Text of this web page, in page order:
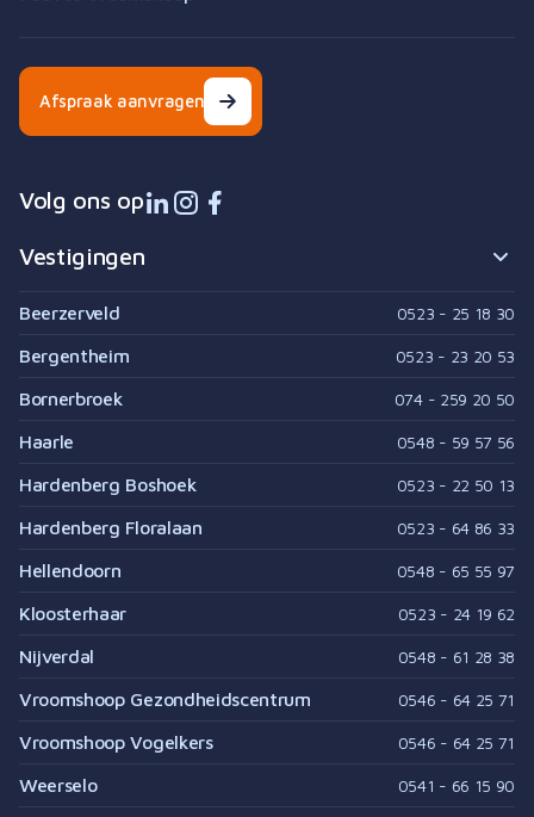
Afspraak aanvragen
Volg ons op
Vestigingen
Beerzerveld 0523 - 25 18 30
Bergentheim 0523 - 23 20 53
Bornerbroek 074 - 259 20 50
Haarle 0548 - 59 57 56
Hardenberg Boshoek 0523 - 22 50 13
Hardenberg Floralaan 0523 - 64 86 33
Hellendoorn 0548 - 65 55 97
Kloosterhaar 0523 - 24 19 62
Nijverdal 0548 - 61 28 38
Vroomshoop Gezondheidscentrum 0546 - 64 25 71
Vroomshoop Vogelkers 0546 - 64 25 71
Weerselo 0541 - 66 15 90